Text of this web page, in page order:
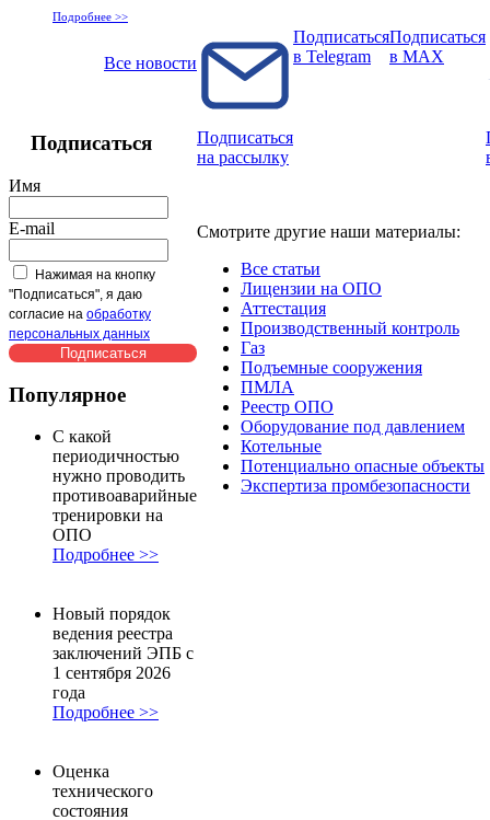
Подробнее >>
Все новости
Подписаться
Имя
E-mail
Нажимая на кнопку
"Подписаться", я даю
согласие на обработку
персональных данных
Популярное
С какой
периодичностью
нужно проводить
противоаварийные
тренировки на
ОПО
Подробнее >>
Новый порядок
ведения реестра
заключений ЭПБ с
1 сентября 2026
года
Подробнее >>
Оценка
технического
состояния
Подписаться
на рассылку
Подписаться
в Telegram
Подписаться
в MAX
Смотрите другие наши материалы:
Все статьи
Лицензии на ОПО
Аттестация
Производственный контроль
Газ
Подъемные сооружения
ПМЛА
Реестр ОПО
Оборудование под давлением
Котельные
Потенциально опасные объекты
Экспертиза промбезопасности